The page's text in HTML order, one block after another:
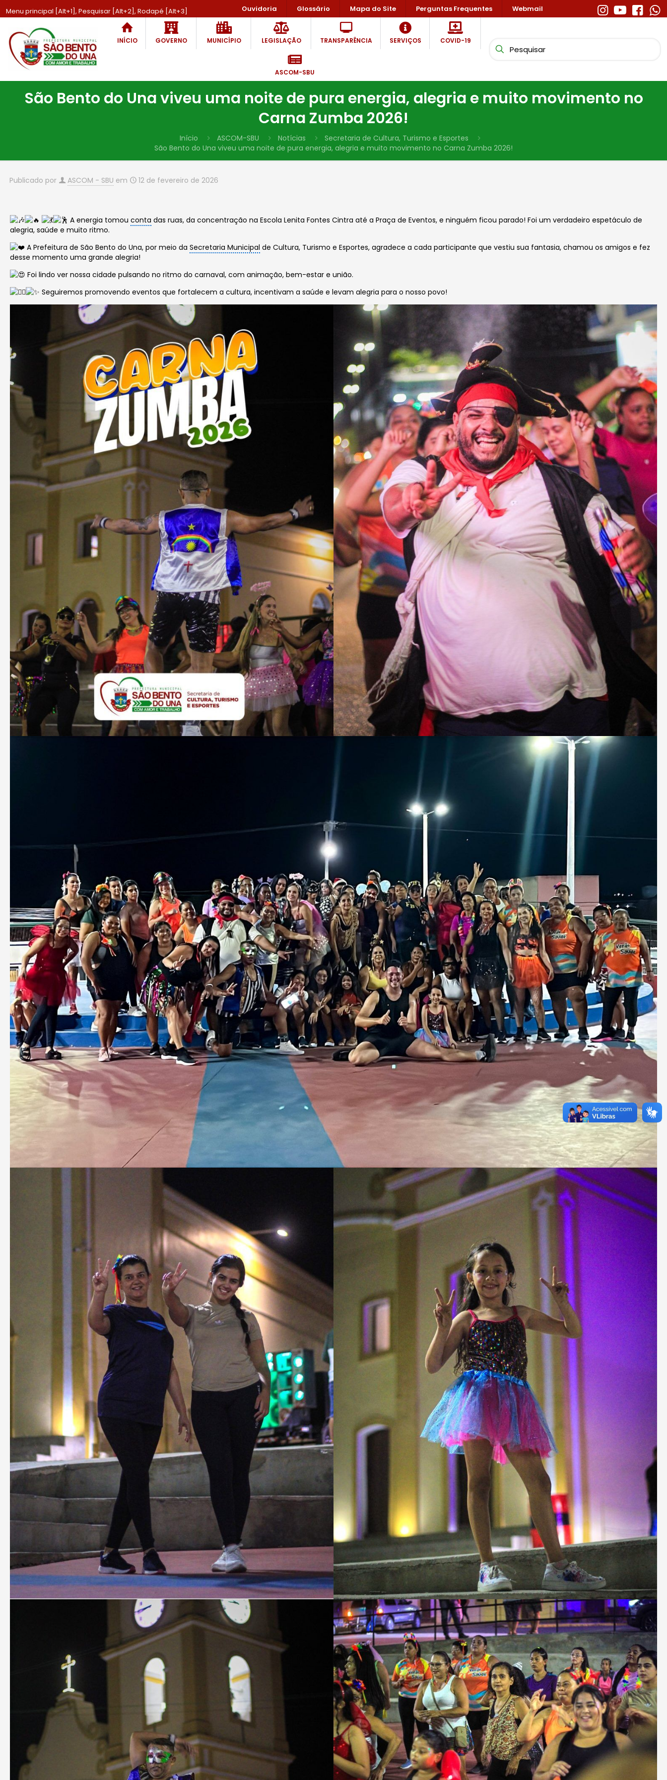
Menu principal [Alt+1], Pesquisar [Alt+2], Rodapé [Alt+3] Ouvidoria Glossário Mapa do Site Perguntas Frequentes Webmail
INÍCIO GOVERNO MUNICÍPIO LEGISLAÇÃO TRANSPARÊNCIA SERVIÇOS COVID-19
ASCOM-SBU
São Bento do Una viveu uma noite de pura energia, alegria e muito movimento no
Carna Zumba 2026!
Início ASCOM-SBU Notícias
Secretaria de Cultura, Turismo e Esportes
São Bento do Una viveu uma noite de pura energia, alegria e muito movimento no Carna Zumba 2026!
Publicado por ASCOM - SBU em 12 de fevereiro de 2026
A energia tomouconta das ruas, da concentração na Escola Lenita Fontes Cintra até a Praça de Eventos, e ninguém ficou parado! Foi um verdadeiro espetáculo de
alegria, saúde e muito ritmo.
A Prefeitura de São Bento do Una, por meio daSecretaria Municipal de Cultura, Turismo e Esportes, agradece a cada participante que vestiu sua fantasia, chamou os amigos e fez
desse momento uma grande alegria!
Foi lindo ver nossa cidade pulsando no ritmo do carnaval, com animação, bem-estar e união.
Seguiremos promovendo eventos que fortalecem a cultura, incentivam a saúde e levam alegria para o nosso povo!